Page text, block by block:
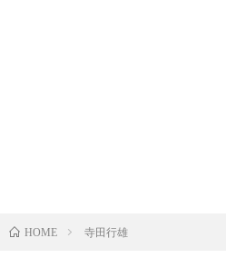
HOME 寺田行雄